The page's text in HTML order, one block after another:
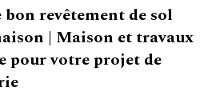
revêtement de sol
| Maison et travaux
pour votre projet de